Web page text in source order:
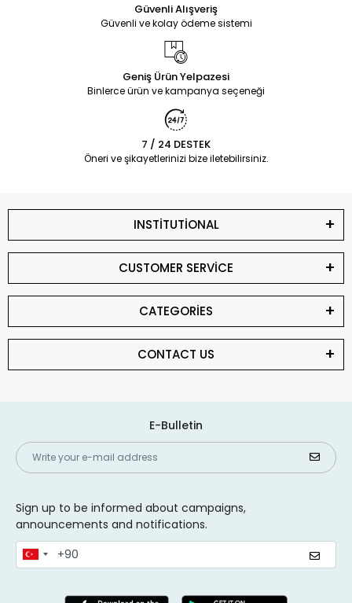
Güvenli Alışveriş
Güvenli ve kolay ödeme sistemi
Geniş Ürün Yelpazesi
Binlerce ürün ve kampanya seçeneği
7 / 24 DESTEK
Öneri ve şikayetlerinizi bize iletebilirsiniz.
INSTİTUTİONAL
CUSTOMER SERVİCE
CATEGORİES
CONTACT US
E-Bulletin
Sign up to be informed about campaigns,
announcements and notifications.